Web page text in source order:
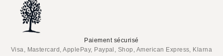
Paiement sécurisé
Visa, Mastercard, ApplePay, Paypal, Shop, American Express, Klarna